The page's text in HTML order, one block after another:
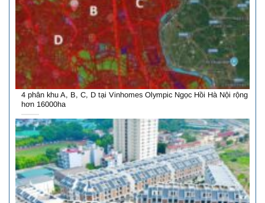
4 phân khu A, B, C, D tại Vinhomes Olympic Ngọc Hồi Hà Nội rộng
hơn 16000ha